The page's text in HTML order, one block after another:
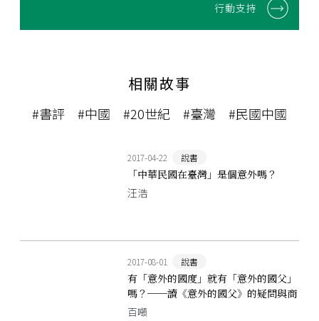
行動支持
相關故事
#書評 #中國 #20世紀 #臺灣 #民國中國
2017-04-22 說書
「中華民國在臺灣」是個意外嗎？
汪浩
2017-08-01 說書
有「意外的國度」就有「意外的國父」
嗎？──讀《意外的國父》的疑問與商
榷
百噸